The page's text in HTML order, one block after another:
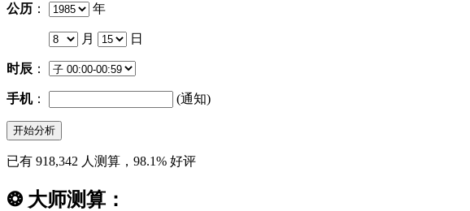
公历 ： 年
月 日
时辰 ：
手机： (通知)
已有 918,342 人测算，98.1% 好评
❂ 大师测算：